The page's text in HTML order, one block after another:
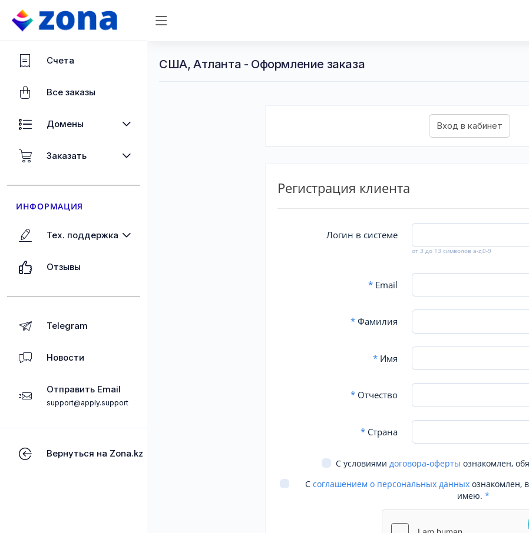
Счета
Все заказы
Домены
Заказать
ИНФОРМАЦИЯ
Тех. поддержка
Отзывы
Telegram
Новости
Отправить Email
support@apply.support
Вернуться на Zona.kz
США, Атланта - Оформление заказа
Регистрация клиента
Логин в системе
от 3 до 13 символов a-z,0-9
*Email
*Фамилия
*Имя
*Отчество
*Страна
С условиями договора-оферты ознакомлен,
С соглашением о персональных данных ознакомлен,
имею. *